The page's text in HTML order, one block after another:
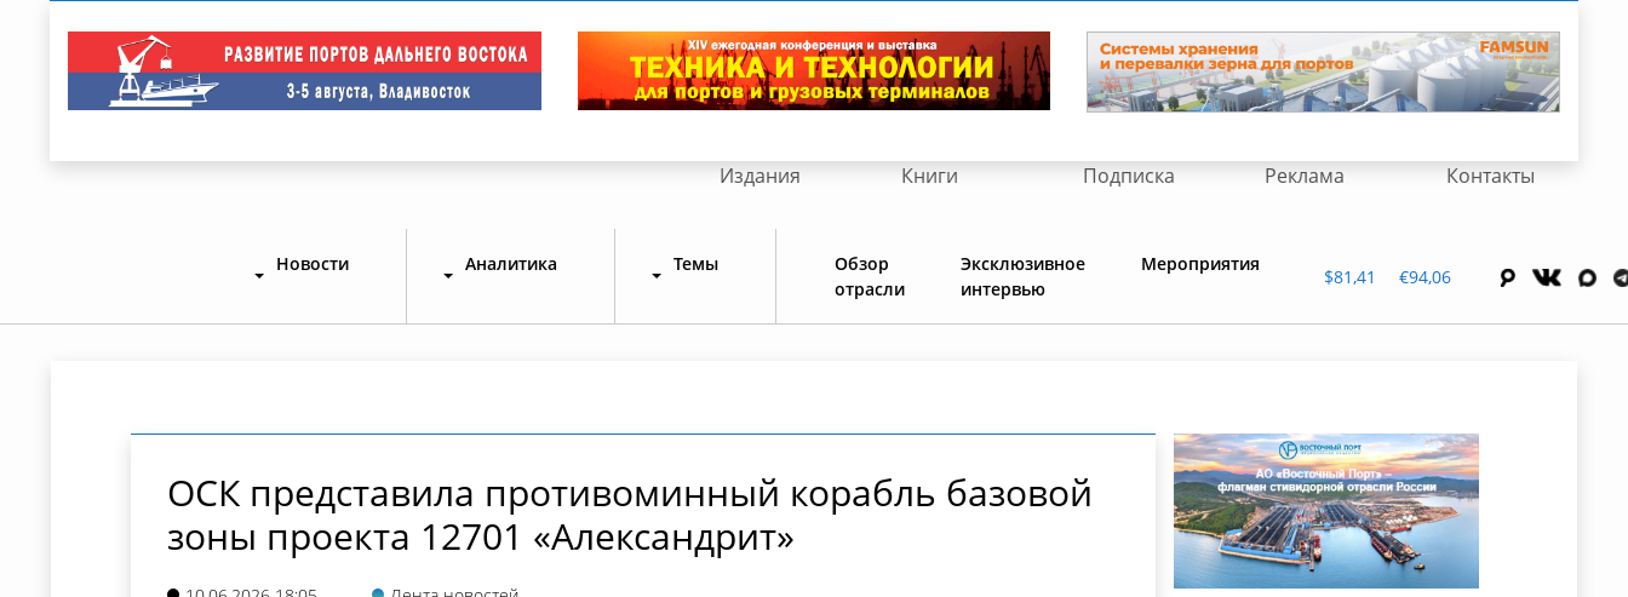
Издания Книги Подписка Реклама Контакты
Новости Аналитика Темы
Обзор
отрасли
Эксклюзивное
интервью
Мероприятия
$81,41 €94,06
ОСК представила противоминный корабль базовой
зоны проекта 12701 «Александрит»